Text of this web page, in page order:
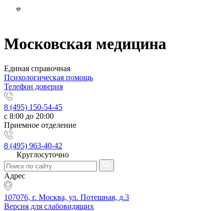
Московская медицина
Единая справочная
Психологическая помощь
Телефон доверия
8 (495) 150-54-45
с 8:00 до 20:00
Приемное отделение
8 (495) 963-40-42
Круглосуточно
Адрес
107076, г. Москва, ул. Потешная, д.3
Версия для слабовидящих